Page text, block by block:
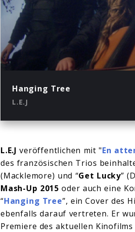
Play
Hanging Tree
L.E.J
L.E.J veröffentlichen mit "En
des französischen Trios
(Macklemore) und “Get Lucky”
Mash-Up 2015 oder auch eine
“Hanging Tree”, ein Cover des
ebenfalls darauf vertreten. Er
Premiere des aktuellen Kinofilms